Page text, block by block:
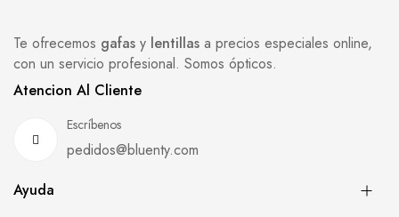
Te ofrecemos gafas y lentillas a precios especiales online,
con un servicio profesional. Somos ópticos.
Atencion Al Cliente
Escríbenos
pedidos@bluenty.com
Ayuda